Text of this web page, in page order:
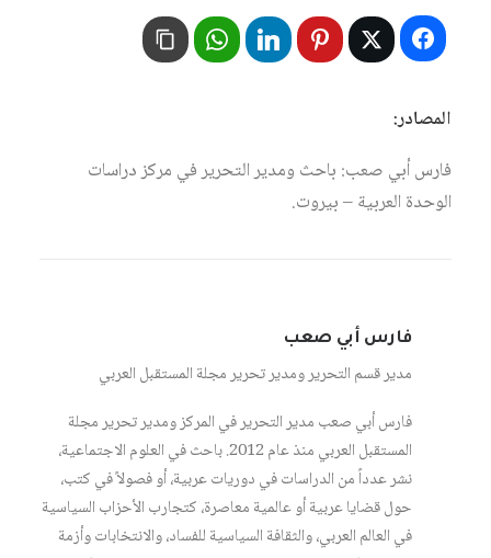
المصادر:
فارس أبي صعب: باحث ومدير التحرير في مركز دراسات
الوحدة العربية – بيروت.
فارس أبي صعب
مدير قسم التحرير ومدير تحرير مجلة المستقبل العربي
فارس أبي صعب مدير التحرير في المركز ومدير تحرير مجلة
المستقبل العربي منذ عام 2012. باحث في العلوم الاجتماعية،
نشر عدداً من الدراسات في دوريات عربية، أو فصولاً في كتب،
حول قضايا عربية أو عالمية معاصرة، كتجارب الأحزاب السياسية
في العالم العربي، والثقافة السياسية للفساد، والانتخابات وأزمة